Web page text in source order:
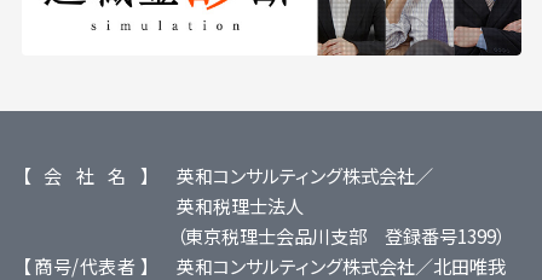
【 会 社 名 】
英和コンサルティング株式会社／
英和税理士法人
（東京税理士会品川支部 登録番号1399）
【 商号/代表者 】
英和コンサルティング株式会社／北田唯我